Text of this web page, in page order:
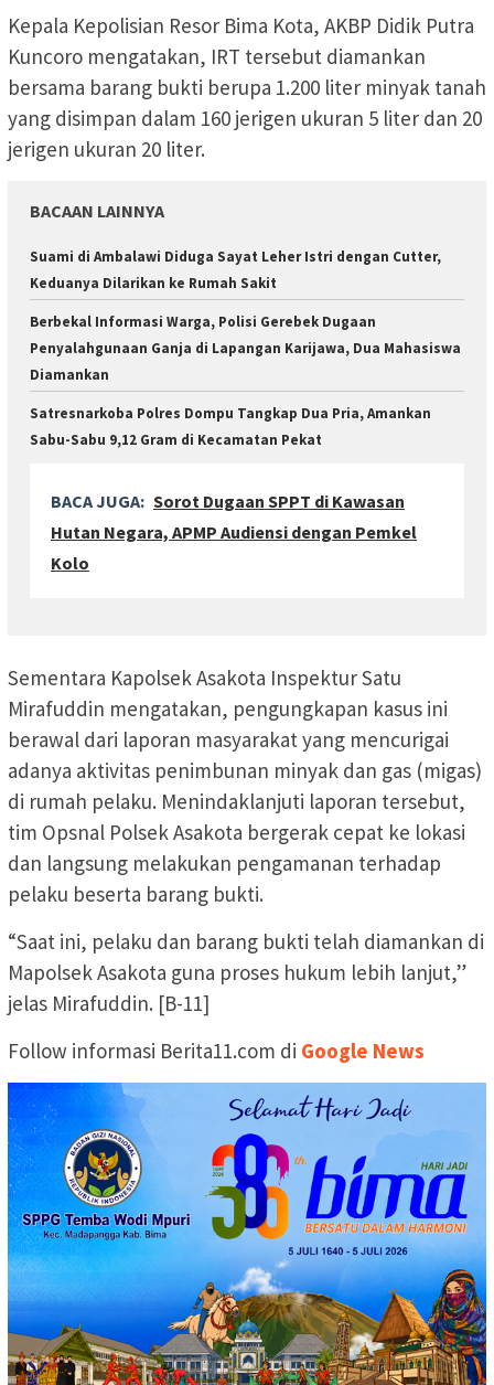
Kepala Kepolisian Resor Bima Kota, AKBP Didik Putra
Kuncoro mengatakan, IRT tersebut diamankan
bersama barang bukti berupa 1.200 liter minyak tanah
yang disimpan dalam 160 jerigen ukuran 5 liter dan 20
jerigen ukuran 20 liter.
BACAAN LAINNYA
Suami di Ambalawi Diduga Sayat Leher Istri dengan Cutter,
Keduanya Dilarikan ke Rumah Sakit
Berbekal Informasi Warga, Polisi Gerebek Dugaan
Penyalahgunaan Ganja di Lapangan Karijawa, Dua Mahasiswa
Diamankan
Satresnarkoba Polres Dompu Tangkap Dua Pria, Amankan
Sabu-Sabu 9,12 Gram di Kecamatan Pekat
BACA JUGA: Sorot Dugaan SPPT di Kawasan
Hutan Negara, APMP Audiensi dengan Pemkel
Kolo
Sementara Kapolsek Asakota Inspektur Satu
Mirafuddin mengatakan, pengungkapan kasus ini
berawal dari laporan masyarakat yang mencurigai
adanya aktivitas penimbunan minyak dan gas (migas)
di rumah pelaku. Menindaklanjuti laporan tersebut,
tim Opsnal Polsek Asakota bergerak cepat ke lokasi
dan langsung melakukan pengamanan terhadap
pelaku beserta barang bukti.
“Saat ini, pelaku dan barang bukti telah diamankan di
Mapolsek Asakota guna proses hukum lebih lanjut,”
jelas Mirafuddin. [B-11]
Follow informasi Berita11.com di Google News